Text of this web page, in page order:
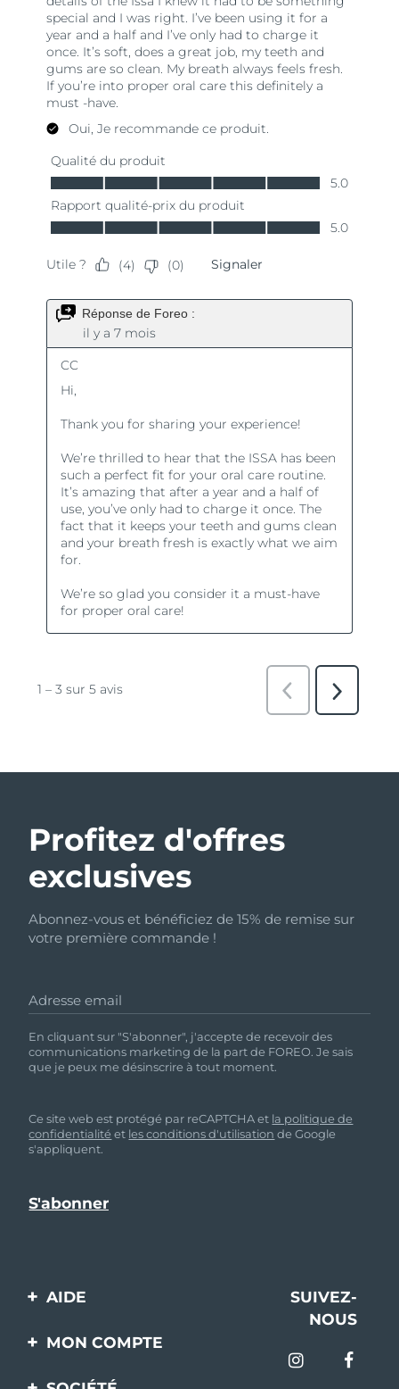
Profitez d'offres
exclusives
Abonnez-vous et bénéficiez de 15% de remise sur
votre première commande !
Adresse email
En cliquant sur "S'abonner", j'accepte de recevoir des
communications marketing de la part de FOREO. Je sais
que je peux me désinscrire à tout moment.
Ce site web est protégé par reCAPTCHA et la politique de
confidentialité et les conditions d'utilisation de Google
s'appliquent.
AIDE
Contactez-nous
SUIVEZ-
NOUS
MON COMPTE
Enregistrement produit